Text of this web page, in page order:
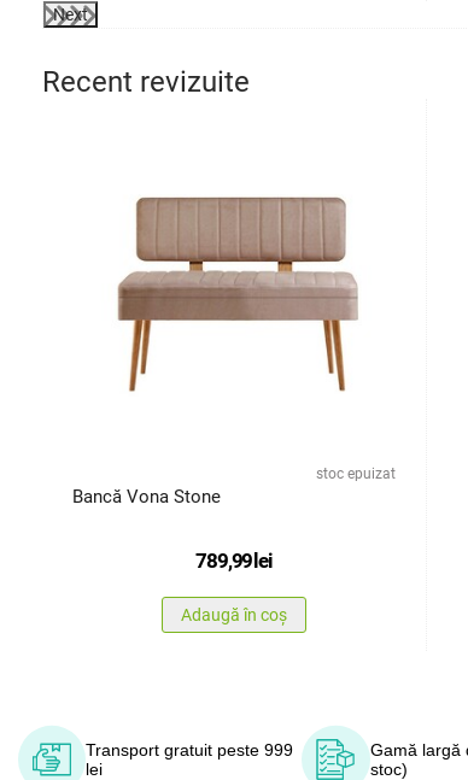
Next
Recent revizuite
stoc epuizat
Bancă Vona Stone
789,99lei
Adaugă în coș
Transport gratuit peste 999
lei
Gamă largă
stoc)